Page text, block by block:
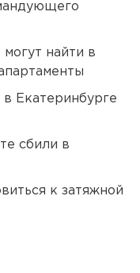
найти в
в Екатеринбурге
сбили в
к затяжной